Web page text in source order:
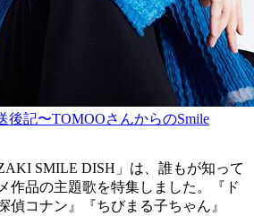
記〜TOMOOさんからのSmile
SMILE DISH」は、誰もが知って
作品の主題歌を特集しました。『ド
偵コナン』『ちびまる子ちゃん』